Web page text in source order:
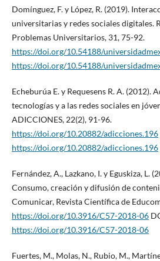
Domínguez, F. y López, R. (2019).
universitarias y redes sociales digitales.
Problemas Universitarios, 31, 75-92.
https://doi.org/10.54188/
https://doi.org/10.54188/
Echeburúa E. y Requesens R. A. (2012).
tecnologías y a las redes sociales en
ADICCIONES, 22(2), 91-96.
https://doi.org/10.20882/adicciones.196
https://doi.org/10.20882/adicciones.196
Fernández, A., Lazkano, I. y Eguskiza, L.
Consumo, creación y difusión de
Comunicar, Revista Científica de
https://doi.org/10.3916/C57-2018-06
https://doi.org/10.3916/C57-2018-06
Fuertes, M., Molas, N., Rubio, M.,